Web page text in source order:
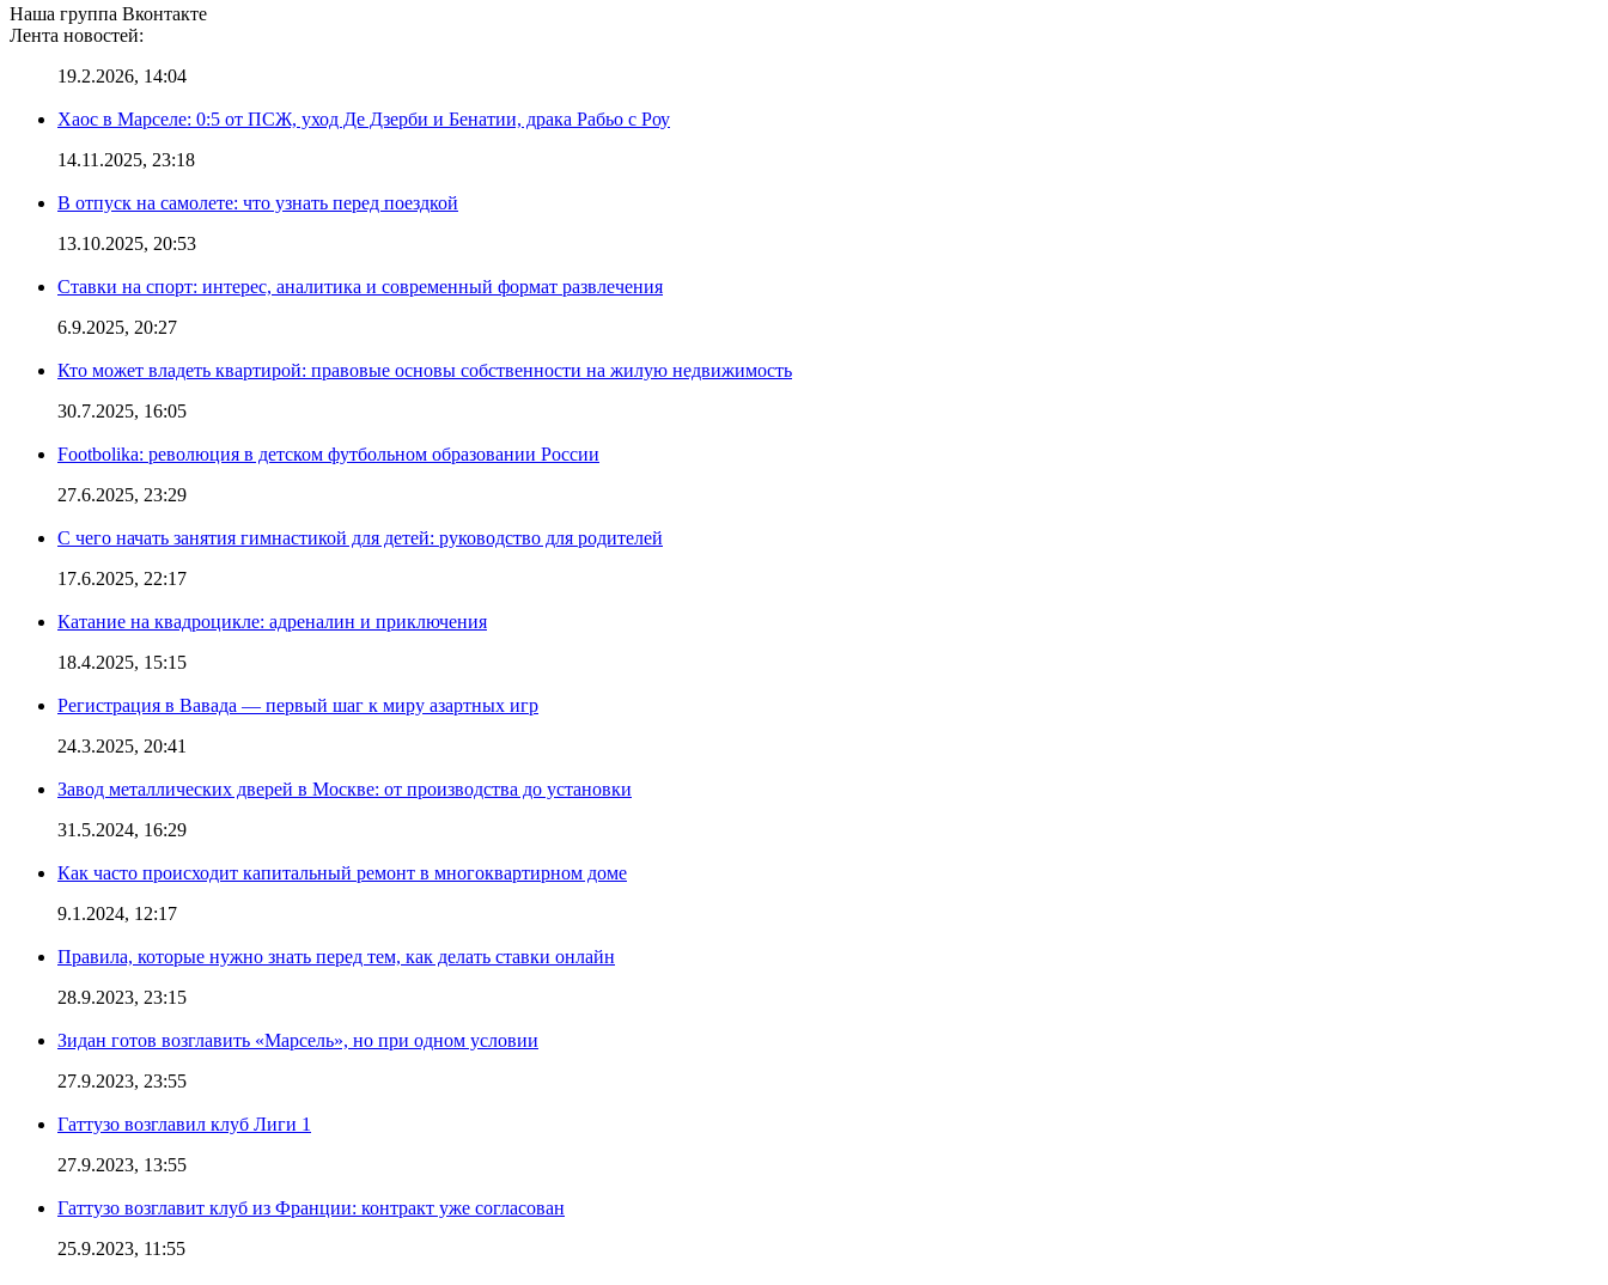
Наша группа Вконтакте
Лента новостей:
19.2.2026, 14:04
Хаос в Марселе: 0:5 от ПСЖ, уход Де Дзерби и Бенатии, драка Рабьо с Роу
14.11.2025, 23:18
В отпуск на самолете: что узнать перед поездкой
13.10.2025, 20:53
Ставки на спорт: интерес, аналитика и современный формат развлечения
6.9.2025, 20:27
Кто может владеть квартирой: правовые основы собственности на жилую недвижимость
30.7.2025, 16:05
Footbolika: революция в детском футбольном образовании России
27.6.2025, 23:29
С чего начать занятия гимнастикой для детей: руководство для родителей
17.6.2025, 22:17
Катание на квадроцикле: адреналин и приключения
18.4.2025, 15:15
Регистрация в Вавада — первый шаг к миру азартных игр
24.3.2025, 20:41
Завод металлических дверей в Москве: от производства до установки
31.5.2024, 16:29
Как часто происходит капитальный ремонт в многоквартирном доме
9.1.2024, 12:17
Правила, которые нужно знать перед тем, как делать ставки онлайн
28.9.2023, 23:15
Зидан готов возглавить «Марсель», но при одном условии
27.9.2023, 23:55
Гаттузо возглавил клуб Лиги 1
27.9.2023, 13:55
Гаттузо возглавит клуб из Франции: контракт уже согласован
25.9.2023, 11:55